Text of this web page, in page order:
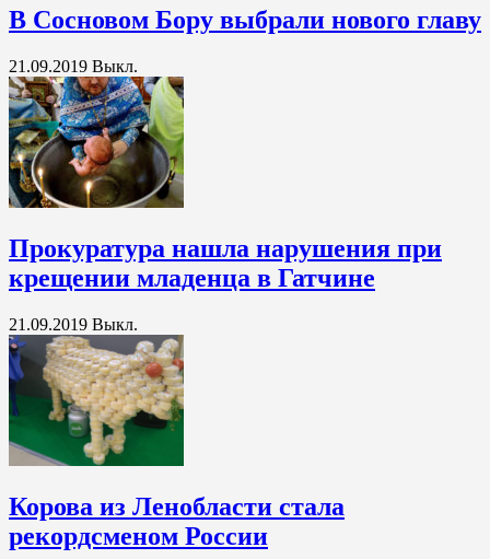
В Сосновом Бору выбрали нового главу
21.09.2019 Выкл.
Прокуратура нашла нарушения при
крещении младенца в Гатчине
21.09.2019 Выкл.
Корова из Ленобласти стала
рекордсменом России